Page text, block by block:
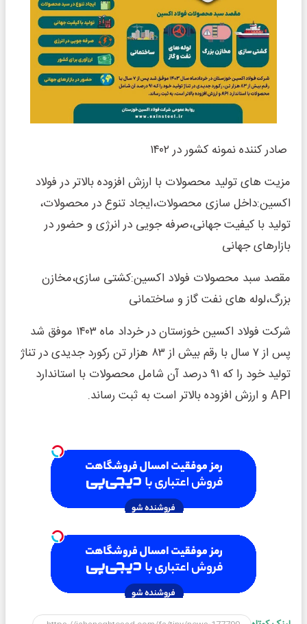
صادر کننده نمونه کشور در ۱۴۰۲
مزیت های تولید محصولات با ارزش افزوده بالاتر در فولاد
اکسین:داخل سازی محصولات،ایجاد تنوع در محصولات،
تولید با کیفیت جهانی،صرفه جویی در انرژی و حضور در
بازارهای جهانی
مقصد سبد محصولات فولاد اکسین:کشتی سازی،مخازن
بزرگ،لوله های نفت گاز و ساختمانی
شرکت فولاد اکسین خوزستان در خرداد ماه ۱۴۰۳ موفق شد
پس از ۷ سال با رقم بیش از ۸۳ هزار تن رکورد جدیدی در تناژ
تولید خود را که ۹۱ درصد آن شامل محصولات با استاندارد
API و ارزش افزوده بالاتر است به ثبت رساند.